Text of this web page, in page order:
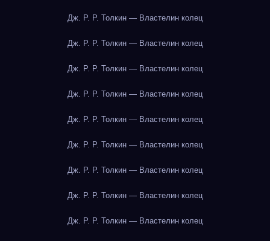
Дж. Р. Р. Толкин — Властелин колец
Дж. Р. Р. Толкин — Властелин колец
Дж. Р. Р. Толкин — Властелин колец
Дж. Р. Р. Толкин — Властелин колец
Дж. Р. Р. Толкин — Властелин колец
Дж. Р. Р. Толкин — Властелин колец
Дж. Р. Р. Толкин — Властелин колец
Дж. Р. Р. Толкин — Властелин колец
Дж. Р. Р. Толкин — Властелин колец